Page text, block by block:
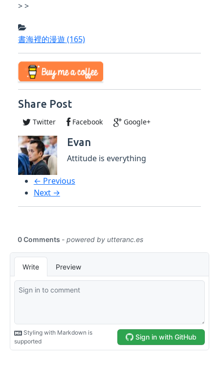
> >
書海裡的漫遊 (165)
Share Post
Twitter Facebook Google+
Evan
Attitude is everything
← Previous
Next →